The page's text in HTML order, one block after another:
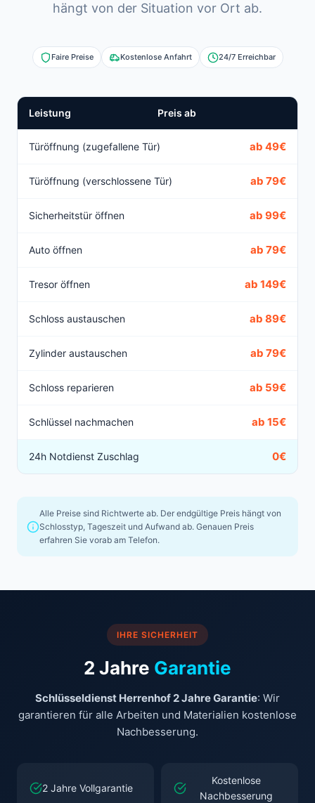
hängt von der Situation vor Ort ab.
Faire Preise Kostenlose Anfahrt 24/7 Erreichbar
Leistung Preis ab
Türöffnung (zugefallene Tür) ab 49€
Türöffnung (verschlossene Tür) ab 79€
Sicherheitstür öffnen ab 99€
Auto öffnen ab 79€
Tresor öffnen ab 149€
Schloss austauschen ab 89€
Zylinder austauschen ab 79€
Schloss reparieren ab 59€
Schlüssel nachmachen ab 15€
24h Notdienst Zuschlag 0€
Alle Preise sind Richtwerte ab. Der endgültige Preis hängt von
Schlosstyp, Tageszeit und Aufwand ab. Genauen Preis
erfahren Sie vorab am Telefon.
IHRE SICHERHEIT
2 Jahre Garantie
Schlüsseldienst Herrenhof 2 Jahre Garantie: Wir
garantieren für alle Arbeiten und Materialien kostenlose
Nachbesserung.
2 Jahre Vollgarantie
Kostenlose
Nachbesserung